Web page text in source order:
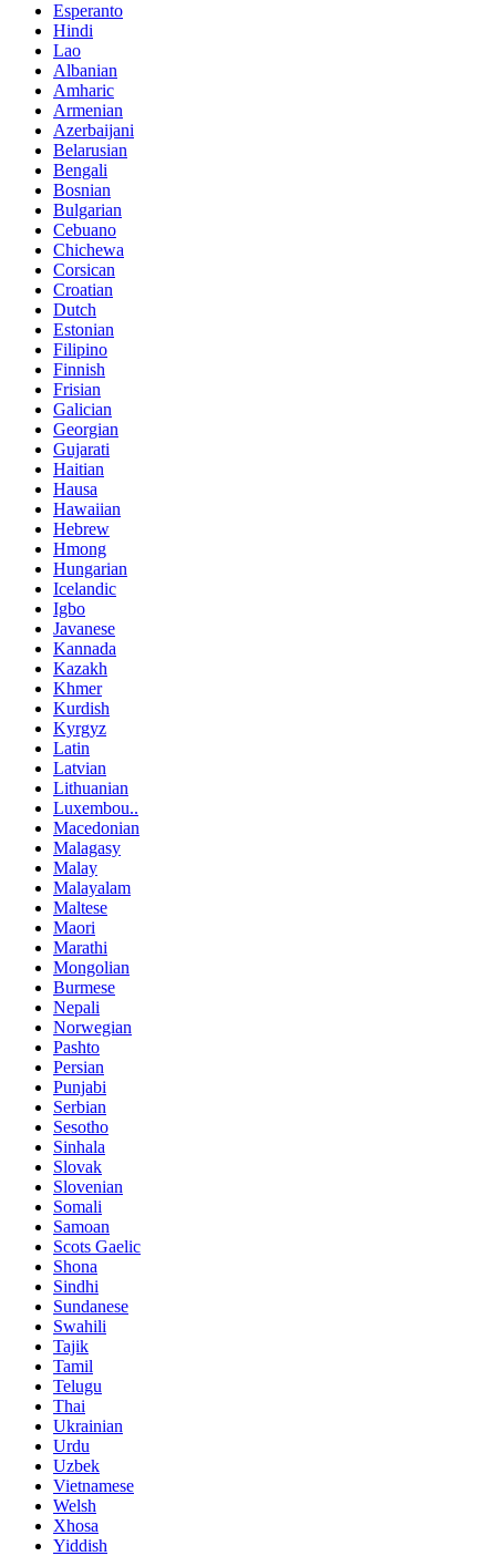
Esperanto
Hindi
Lao
Albanian
Amharic
Armenian
Azerbaijani
Belarusian
Bengali
Bosnian
Bulgarian
Cebuano
Chichewa
Corsican
Croatian
Dutch
Estonian
Filipino
Finnish
Frisian
Galician
Georgian
Gujarati
Haitian
Hausa
Hawaiian
Hebrew
Hmong
Hungarian
Icelandic
Igbo
Javanese
Kannada
Kazakh
Khmer
Kurdish
Kyrgyz
Latin
Latvian
Lithuanian
Luxembou..
Macedonian
Malagasy
Malay
Malayalam
Maltese
Maori
Marathi
Mongolian
Burmese
Nepali
Norwegian
Pashto
Persian
Punjabi
Serbian
Sesotho
Sinhala
Slovak
Slovenian
Somali
Samoan
Scots Gaelic
Shona
Sindhi
Sundanese
Swahili
Tajik
Tamil
Telugu
Thai
Ukrainian
Urdu
Uzbek
Vietnamese
Welsh
Xhosa
Yiddish